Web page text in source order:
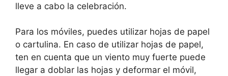
lleve a cabo la celebración.
Para los móviles, puedes utilizar hojas de papel
o cartulina. En caso de utilizar hojas de papel,
ten en cuenta que un viento muy fuerte puede
llegar a doblar las hojas y deformar el móvil,